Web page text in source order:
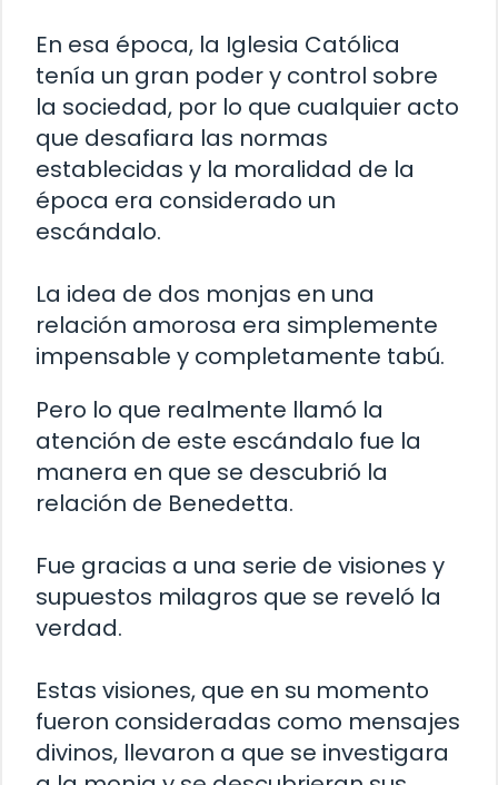
En esa época, la Iglesia Católica
tenía un gran poder y control sobre
la sociedad, por lo que cualquier acto
que desafiara las normas
establecidas y la moralidad de la
época era considerado un
escándalo.
La idea de dos monjas en una
relación amorosa era simplemente
impensable y completamente tabú.
Pero lo que realmente llamó la
atención de este escándalo fue la
manera en que se descubrió la
relación de Benedetta.
Fue gracias a una serie de visiones y
supuestos milagros que se reveló la
verdad.
Estas visiones, que en su momento
fueron consideradas como mensajes
divinos, llevaron a que se investigara